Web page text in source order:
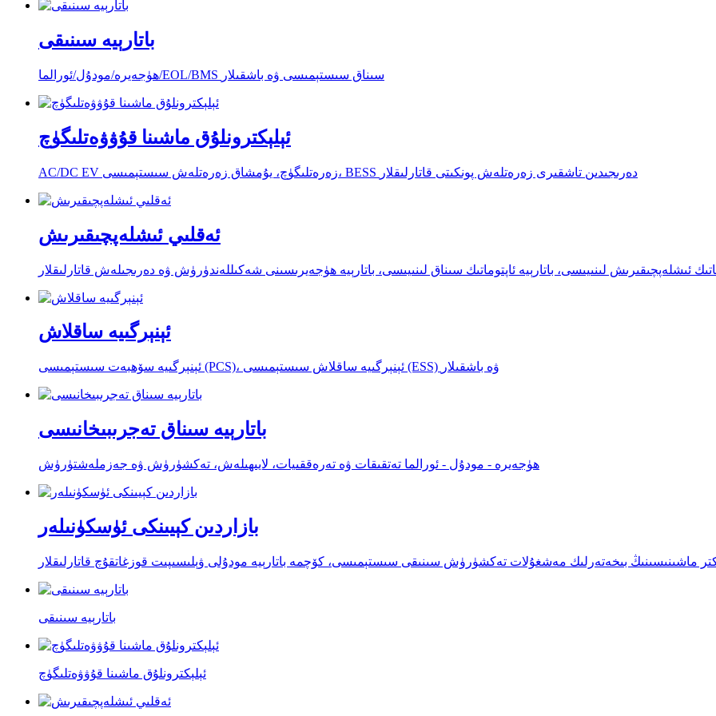
باتارېيە سىنىقى
ھۈجەيرە/مودۇل/ئورالما/EOL/BMS سىناق سىستېمىسى ۋە باشقىلار
ئېلېكترونلۇق ماشىنا قۇۋۋەتلىگۈچ
AC/DC EV زەرەتلىگۈچ، يۇمشاق زەرەتلەش سىستېمىسى، BESS دەرىجىدىن تاشقىرى زەرەتلەش پونكىتى قاتارلىقلار
ئەقلىي ئىشلەپچىقىرىش
ئىشلەپچىقىرىش لىنىيىسى، باتارېيە ئاپتوماتىك سىناق لىنىيىسى، باتارېيە ھۈجەيرىسىنى شەكىللەندۈرۈش ۋە دەرىجىلەش ​​قاتارلىقلار
ئېنېرگىيە ساقلاش
ئېنېرگىيە سۆھبەت سىستېمىسى (PCS)، ئېنېرگىيە ساقلاش سىستېمىسى (ESS) ۋە باشقىلار
باتارېيە سىناق تەجرىبىخانىسى
ھۈجەيرە - مودۇل - ئورالما تەتقىقات ۋە تەرەققىيات، لايىھىلەش، تەكشۈرۈش ۋە جەزملەشتۈرۈش
بازاردىن كېيىنكى ئۈسكۈنىلەر
ماشىنىسىنىڭ بىخەتەرلىك مەشغۇلات تەكشۈرۈش سىنىقى سىستېمىسى، كۆچمە باتارېيە مودۇلى ۋېلىسىپىت قوزغاتقۇچ قاتارلىقلار
باتارېيە سىنىقى
ئېلېكترونلۇق ماشىنا قۇۋۋەتلىگۈچ